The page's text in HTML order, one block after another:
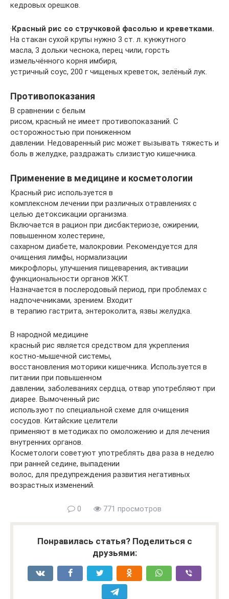
кедровых орешков.
·Красный рис со стручковой фасолью и креветками.
На стакан сухой крупы нужно 3 ст. л. кунжутного
масла, 3 дольки чеснока, перец чили, горсть
измельчённого корня имбиря,
устричный соус, 200 г чищеных креветок, зелёный лук.
Противопоказания
В сравнении с белым
рисом, красный не имеет противопоказаний. С
осторожностью при пониженном
давлении. Недоваренный рис может вызывать тяжесть и
боль в желудке, раздражать слизистую кишечника.
Применение в медицине и косметологии
Красный рис используется в
комплексном лечении при различных отравлениях с
целью детоксикации организма.
Включается в рацион при дисбактериозе, ожирении,
повышенном холестерине,
сахарном диабете, малокровии. Рекомендуется для
очищения лимфы, нормализации
микрофлоры, улучшения пищеварения, активации
функциональности органов ЖКТ.
Назначается в послеродовый период, при проблемах с
надпочечниками, зрением. Входит
в терапию гастрита, энтероколита, язвы желудка.
В народной медицине
красный рис является средством для укрепления
костно-мышечной системы,
восстановления моторики кишечника. Используется в
питании при повышенном
давлении, заболеваниях сердца, отвар употребляют при
диарее. Вымоченный рис
используют по специальной схеме для очищения
сосудов. Китайские целители
применяют в методиках по омоложению и для лечения
внутренних органов.
Косметологи советуют употреблять два раза в неделю
при ранней седине, выпадении
волос, для предупреждения развития негативных
возрастных изменений.
0 771 просмотров
Понравилась статья? Поделиться с
друзьями: